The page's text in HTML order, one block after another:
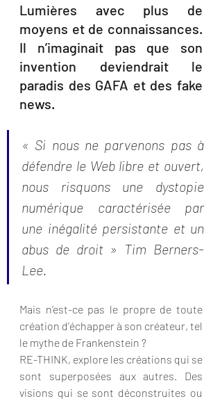
Lumières avec plus de
moyens et de connaissances.
Il n’imaginait pas que son
invention deviendrait le
paradis des GAFA et des fake
news.
« Si nous ne parvenons pas à
défendre le Web libre et ouvert,
nous risquons une dystopie
numérique caractérisée par
une inégalité persistante et un
abus de droit » Tim Berners-
Lee.
Mais n’est-ce pas le propre de toute
création d’échapper à son créateur, tel
le mythe de Frankenstein ?
RE-THINK, explore les créations qui se
sont superposées aux autres. Des
visions qui se sont déconstruites ou